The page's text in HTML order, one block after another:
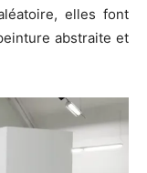
elles font
abstraite et